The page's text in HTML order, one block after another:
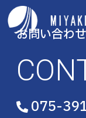
お問い合わせ
075-